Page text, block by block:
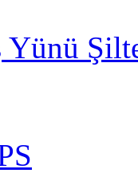
Yünü